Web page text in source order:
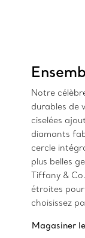
Notre
durables de
ciselées
diamants
cercle
plus belles
Tiffany &
étroites
choisissez
Magasiner